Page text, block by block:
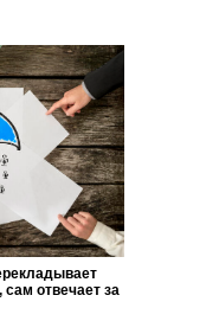
сам отвечает за